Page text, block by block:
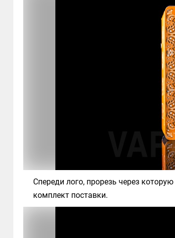
Спереди лого, прорезь через
комплект поставки.